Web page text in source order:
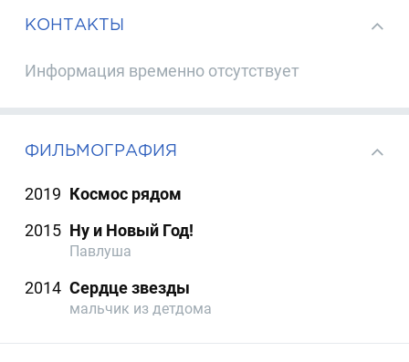
КОНТАКТЫ
Информация временно отсутствует
ФИЛЬМОГРАФИЯ
2019 Космос рядом
2015 Ну и Новый Год!
Павлуша
2014 Сердце звезды
мальчик из детдома